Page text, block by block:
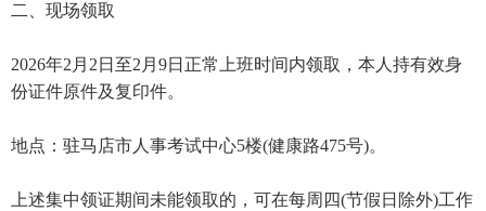
二、现场领取
2026年2月2日至2月9日正常上班时间内领取，本人持有效身
份证件原件及复印件。
地点：驻马店市人事考试中心5楼(健康路475号)。
上述集中领证期间未能领取的，可在每周四(节假日除外)工作